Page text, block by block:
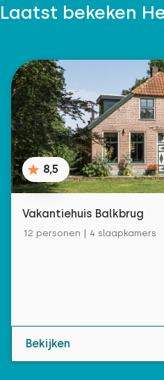
Laatst bekeken
8,5
Vakantiehuis Balkbrug
12 personen | 4 slaapkamers
Bekijken